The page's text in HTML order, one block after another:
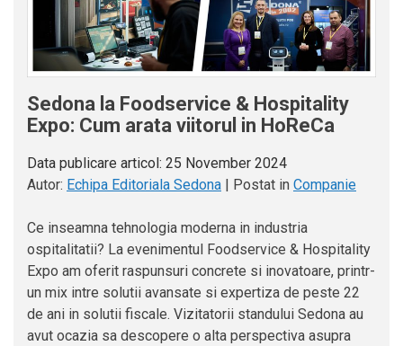
Sedona la Foodservice & Hospitality
Expo: Cum arata viitorul in HoReCa
Data publicare articol: 25 November 2024
Autor: Echipa Editoriala Sedona Postat in Companie
Ce inseamna tehnologia moderna in industria
ospitalitatii? La evenimentul Foodservice & Hospitality
Expo am oferit raspunsuri concrete si inovatoare, printr-
un mix intre solutii avansate si expertiza de peste 22
de ani in solutii fiscale. Vizitatorii standului Sedona au
avut ocazia sa descopere o alta perspectiva asupra